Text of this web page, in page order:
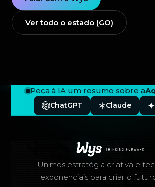
Ver todo o estado (GO)
Peça à IA um resumo sobre a
ChatGPT Claude
Unimos estratégia criativa e
exponenciais para criar o